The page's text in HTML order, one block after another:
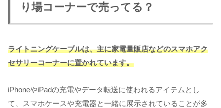
り場コーナーで売ってる？
ライトニングケーブルは、主に家電量販店などのスマホアク
セサリーコーナーに置かれています。
iPhoneやiPadの充電やデータ転送に使われるアイテムとし
て、スマホケースや充電器と一緒に展示されていることが多